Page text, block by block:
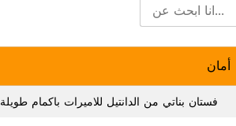
تسوق حسب الفئات
أمان
فستان بناتي من الدانتيل للاميرات باكمام طويلة